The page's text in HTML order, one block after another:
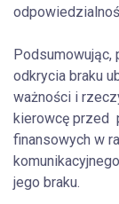
Podsumowując,
odkrycia braku
ważności i
kierowcę przed
finansowych w
jego braku.